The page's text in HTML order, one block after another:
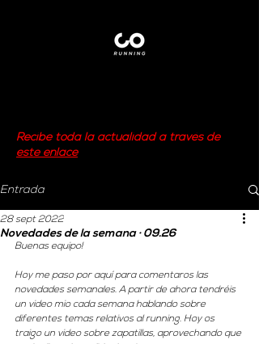
Recibe toda la actualidad a través de
este enlace
Entrada
Novedades de la semana · 09.26
28 sept 2022
Buenas equipo!
Hoy me paso por aquí para comentaros las
novedades semanales. A partir de ahora tendréis
un video mio cada semana hablando sobre
diferentes temas relativos al running. Hoy os
traigo un video sobre zapatillas, aprovechando que